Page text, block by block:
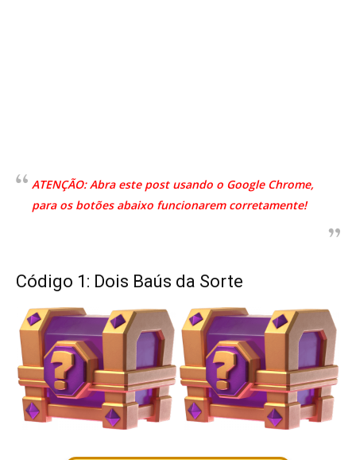
ATENÇÃO: Abra este post usando o Google Chrome,
para os botões abaixo funcionarem corretamente!
Código 1: Dois Baús da Sorte